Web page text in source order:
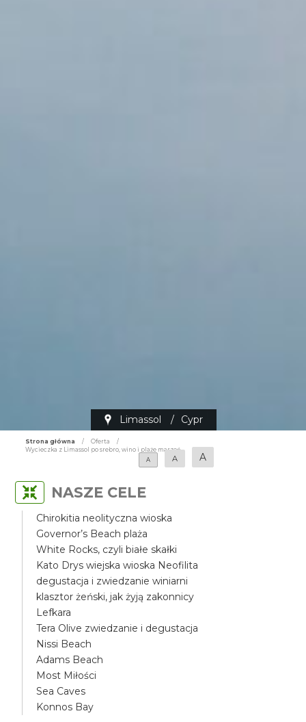
Limassol / Cypr
Strona główna / Oferta
/
Wycieczka z Limassol po srebro, wino i plaże marzeń
A
A A
NASZE CELE
Chirokitia neolityczna wioska
Governor’s Beach plaża
White Rocks, czyli białe skałki
Kato Drys wiejska wioska Neofilita
degustacja i zwiedzanie winiarni
klasztor żeński, jak żyją zakonnicy
Lefkara
Tera Olive zwiedzanie i degustacja
Nissi Beach
Adams Beach
Most Miłości
Sea Caves
Konnos Bay